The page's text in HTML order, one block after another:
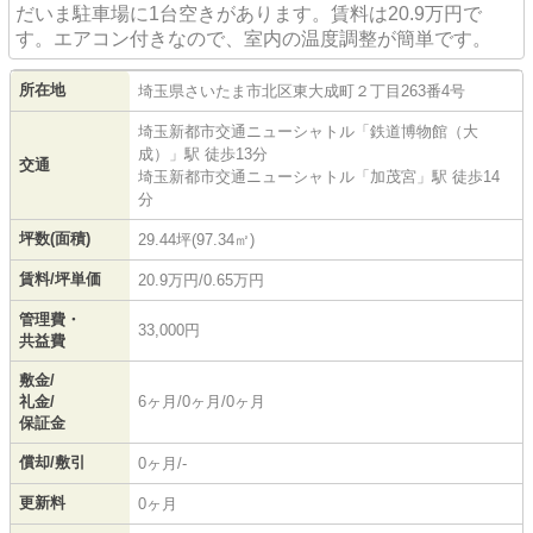
だいま駐車場に1台空きがあります。賃料は20.9万円で
す。エアコン付きなので、室内の温度調整が簡単です。
所在地 埼玉県さいたま市北区東大成町 ２丁目263番4号
交通
埼玉新都市交通ニューシャトル 「 鉄道博物館（大
成）
」駅 徒歩13分
埼玉新都市交通ニューシャトル 「 加茂宮 」駅 徒歩14
分
坪数(面積) 29.44坪(97.34㎡)
賃料/坪単価 20.9万円/0.65万円
管理費・
共益費
33,000円
敷金/
礼金/
保証金
6ヶ月/0ヶ月/0ヶ月
償却/敷引 0ヶ月/-
更新料 0ヶ月